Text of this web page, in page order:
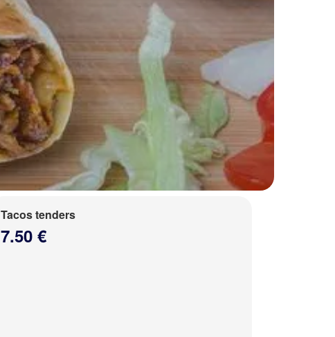
Tacos tenders
7.50 €